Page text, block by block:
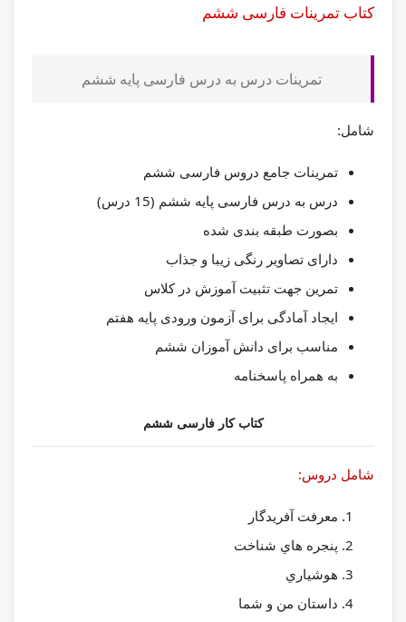
کتاب تمرینات فارسی ششم
تمرینات درس به درس فارسی پایه ششم
شامل:
تمرینات جامع دروس فارسی ششم
درس به درس فارسی پایه ششم (15 درس)
بصورت طبقه بندی شده
دارای تصاویر رنگی زیبا و جذاب
تمرین جهت تثبیت آموزش در کلاس
ایجاد آمادگی برای آزمون ورودی پایه هفتم
مناسب برای دانش آموزان ششم
به همراه پاسخنامه
کتاب کار فارسی ششم
شامل دروس:
ﻣﻌﺮﻓﺖ آﻓﺮﯾﺪﮔﺎر
ﭘﻨﺠﺮه ﻫﺎي ﺷﻨﺎﺧﺖ
ﻫﻮﺷﯿﺎري
داﺳﺘﺎن ﻣﻦ و ﺷﻤﺎ